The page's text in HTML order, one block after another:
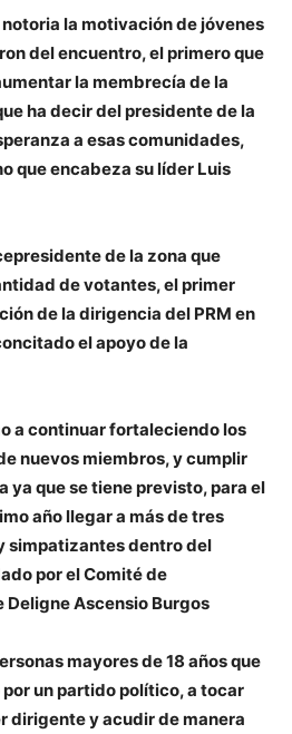
la motivación de jóvenes
del encuentro, el primero que
la membrecía de la
ha decir del presidente de la
a esas comunidades,
que encabeza su líder Luis
de la zona que
de votantes, el primer
de la dirigencia del PRM en
el apoyo de la
a continuar fortaleciendo los
nuevos miembros, y cumplir
ya que se tiene previsto, para el
año llegar a más de tres
simpatizantes dentro del
por el Comité de
Ascensio Burgos
mayores de 18 años que
un partido político, a tocar
dirigente y acudir de manera